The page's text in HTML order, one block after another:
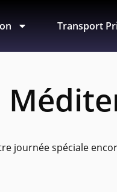
Transport
journée spéciale